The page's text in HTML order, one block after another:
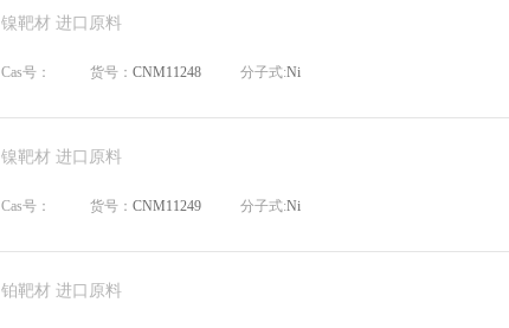
镍靶材 进口原料
Cas号： 货号： CNM11248 分子式:Ni
镍靶材 进口原料
Cas号： 货号： CNM11249 分子式:Ni
铂靶材 进口原料